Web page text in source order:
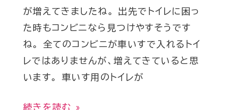
が増えてきましたね。 出先でトイレに困っ
た時もコンビニなら見つけやすそうです
ね。 全てのコンビニが車いすで入れるトイ
レではありませんが、増えてきていると思
います。 車いす用のトイレが
イ
レ
続きを読む »